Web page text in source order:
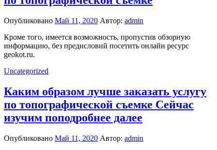
Опубликовано Май 11, 2020 Автор: admin
Кроме того, имеется возможность, пропустив обзорную
информацию, без предисловий посетить онлайн ресурс
geokot.ru.
Uncategorized
Каким образом лучше заказать услугу
по топографической съемке Сейчас
изучим поподробнее далее
Опубликовано Май 11, 2020 Автор: admin